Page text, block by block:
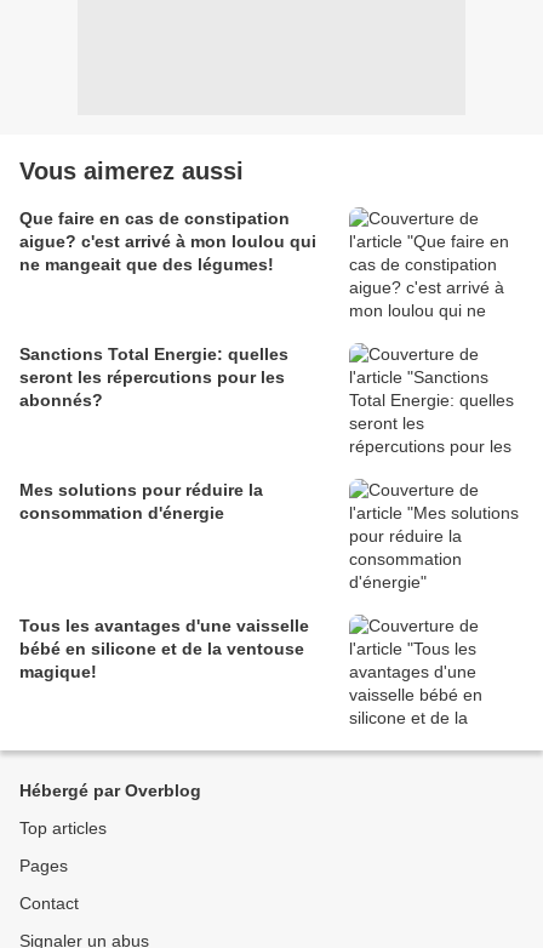
Vous aimerez aussi
Que faire en cas de constipation
aigue? c'est arrivé à mon loulou qui
ne mangeait que des légumes!
Sanctions Total Energie: quelles
seront les répercutions pour les
abonnés?
Mes solutions pour réduire la
consommation d'énergie
Tous les avantages d'une vaisselle
bébé en silicone et de la ventouse
magique!
Hébergé par Overblog
Top articles
Pages
Contact
Signaler un abus